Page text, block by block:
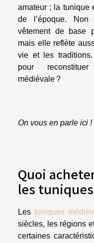
amateur ; la tunique
de l’époque.
vêtement de base
mais elle reflète
vie et les
pour
médiévale ?
On vous en parle ici !
Quoi
les
Lestuniques
siècles, les régions
certaines